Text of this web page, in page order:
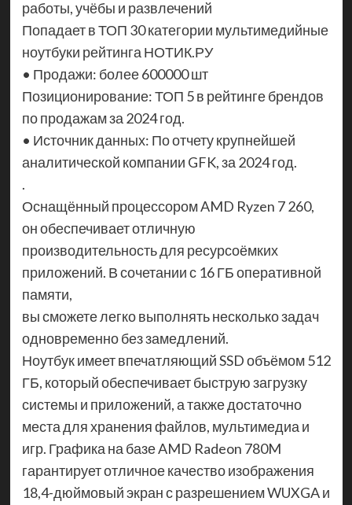
работы, учёбы и развлечений
Попадает в ТОП 30 категории мультимедийные
ноутбуки рейтинга НОТИК.РУ
• Продажи: более 600000 шт
Позиционирование: ТОП 5 в рейтинге брендов
по продажам за 2024 год.
• Источник данных: По отчету крупнейшей
аналитической компании GFK, за 2024 год.
.
Оснащённый процессором AMD Ryzen 7 260,
он обеспечивает отличную
производительность для ресурсоёмких
приложений. В сочетании с 16 ГБ оперативной
памяти,
вы сможете легко выполнять несколько задач
одновременно без замедлений.
Ноутбук имеет впечатляющий SSD объёмом 512
ГБ, который обеспечивает быструю загрузку
системы и приложений, а также достаточно
места для хранения файлов, мультимедиа и
игр. Графика на базе AMD Radeon 780M
гарантирует отличное качество изображения
18,4-дюймовый экран с разрешением WUXGA и